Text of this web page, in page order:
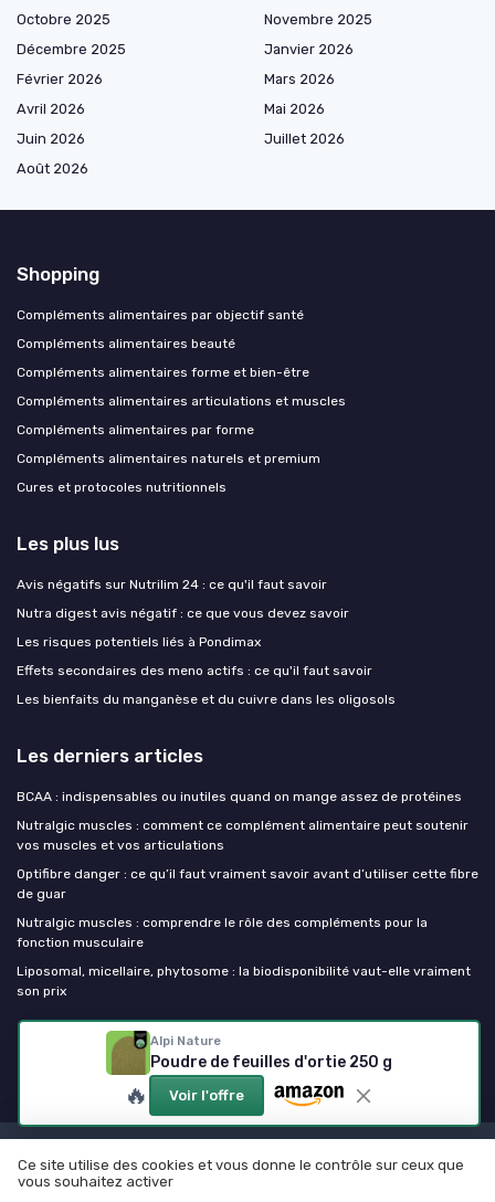
Alpi Nature
Poudre de feuilles d'ortie 250 g
🔥 Voir l'offre
Octobre 2025
Novembre 2025
Décembre 2025
Janvier 2026
Février 2026
Mars 2026
Avril 2026
Mai 2026
Juin 2026
Juillet 2026
Août 2026
Shopping
Compléments alimentaires par objectif santé
Compléments alimentaires beauté
Compléments alimentaires forme et bien-être
Compléments alimentaires articulations et muscles
Compléments alimentaires par forme
Compléments alimentaires naturels et premium
Cures et protocoles nutritionnels
Les plus lus
Avis négatifs sur Nutrilim 24 : ce qu'il faut savoir
Nutra digest avis négatif : ce que vous devez savoir
Les risques potentiels liés à Pondimax
Effets secondaires des meno actifs : ce qu'il faut savoir
Les bienfaits du manganèse et du cuivre dans les oligosols
Les derniers articles
BCAA : indispensables ou inutiles quand on mange assez de protéines
Nutralgic muscles : comment ce complément alimentaire peut soutenir
vos muscles et vos articulations
Optifibre danger : ce qu’il faut vraiment savoir avant d’utiliser cette fibre
de guar
Nutralgic muscles : comprendre le rôle des compléments pour la
fonction musculaire
Liposomal, micellaire, phytosome : la biodisponibilité vaut-elle vraiment
son prix
Mes complements alimentaires
Mentions légales
Politique de confidentialité
© Mes complements alimentaires 2026
Ce site utilise des cookies et vous donne le contrôle sur ceux que
vous souhaitez activer